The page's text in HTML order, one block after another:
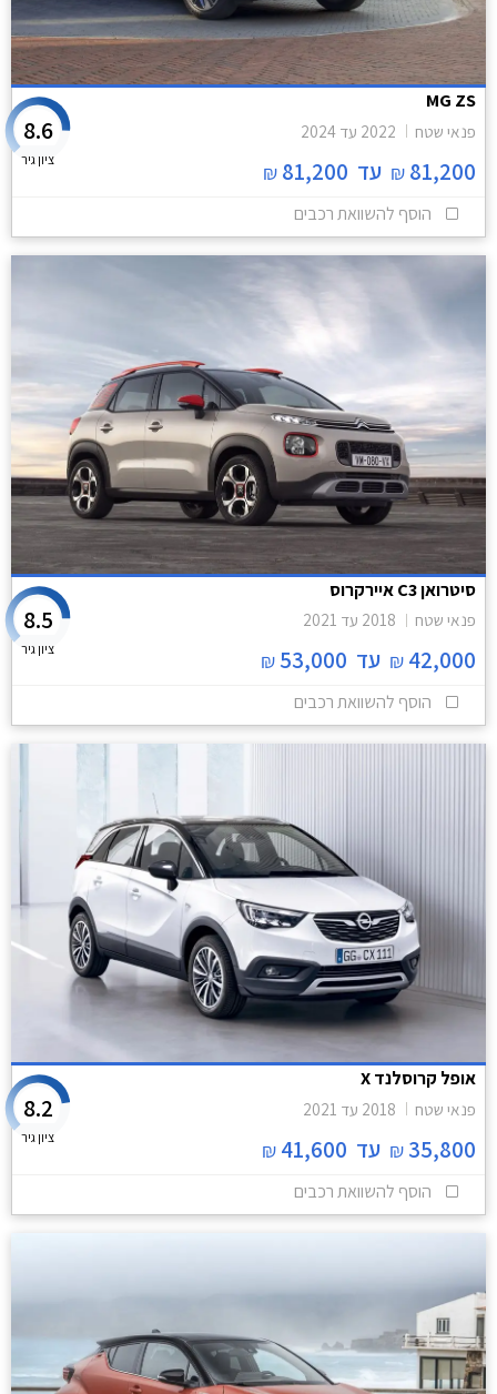
MG ZS
פנאי שטח 2022 עד 2024
81,200
₪ עד 81,200
₪
8.6
ציון גיר
הוסף להשוואת רכבים
סיטרואן C3 איירקרוס
פנאי שטח 2018 עד 2021
42,000
₪ עד 53,000
₪
8.5
ציון גיר
הוסף להשוואת רכבים
אופל קרוסלנד X
פנאי שטח 2018 עד 2021
35,800
₪ עד 41,600
₪
8.2
ציון גיר
הוסף להשוואת רכבים